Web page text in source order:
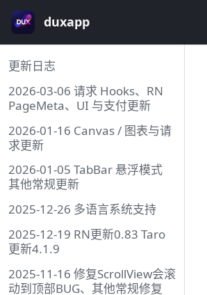
duxapp
更新日志
2026-03-06 请求 Hooks、RN
PageMeta、UI 与支付更新
2026-01-16 Canvas / 图表与请
求更新
2026-01-05 TabBar 悬浮模式
其他常规更新
2025-12-26 多语言系统支持
2025-12-19 RN更新0.83 Taro
更新4.1.9
2025-11-16 修复ScrollView会滚
动到顶部BUG、其他常规修复